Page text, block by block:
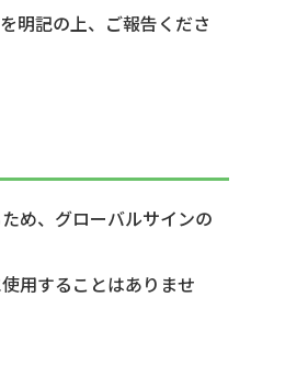
明記の上、ご報告くださ
め、グローバルサインの
用することはありませ